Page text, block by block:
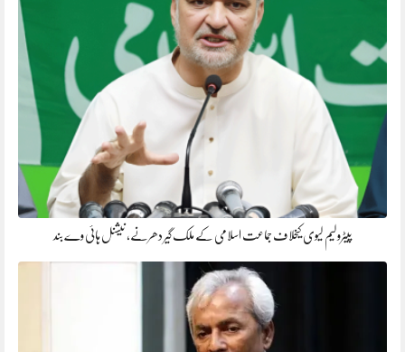
پیٹرولیم لیوی کیخلاف جماعت اسلامی کے ملک گیر دھرنے، نیشنل ہائی وے بند